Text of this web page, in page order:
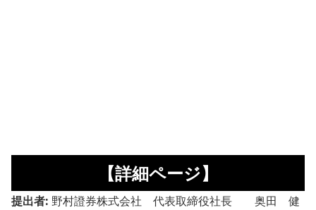
【詳細ページ】
提出者: 野村證券株式会社 代表取締役社長 奥田 健